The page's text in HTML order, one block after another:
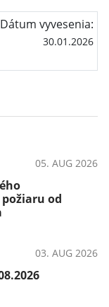
Dátum vyvesenia:
30.01.2026
05. AUG 2026
od
03. AUG 2026